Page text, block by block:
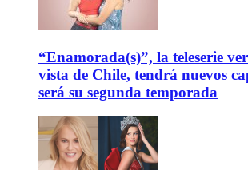
“Enamorada(s)”, la teleserie
vista de Chile, tendrá nuevos
será su segunda temporada